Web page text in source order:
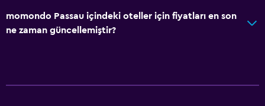
Çalışma alanı
momondo Passau içindeki oteller için fiyatları en son
ne zaman güncellemiştir?